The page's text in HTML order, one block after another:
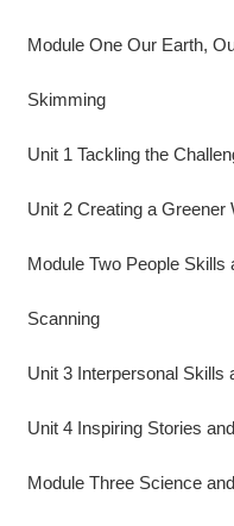
Module One Our Earth,
Skimming
Unit 1 Tackling the
Unit 2 Creating a Greener
Module Two People
Scanning
Unit 3 Interpersonal Skills
Unit 4 Inspiring Stories
Module Three Science